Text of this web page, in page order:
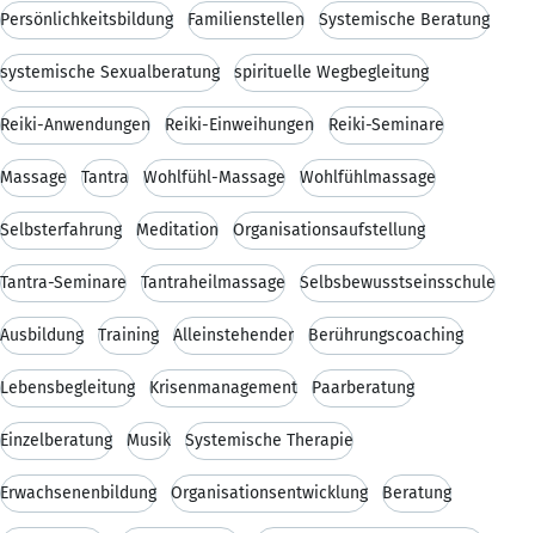
Persönlichkeitsbildung Familienstellen Systemische Beratung
systemische Sexualberatung spirituelle Wegbegleitung
Reiki-Anwendungen Reiki-Einweihungen Reiki-Seminare
Massage Tantra Wohlfühl-Massage Wohlfühlmassage
Selbsterfahrung Meditation Organisationsaufstellung
Tantra-Seminare Tantraheilmassage Selbsbewusstseinsschule
Ausbildung Training Alleinstehender Berührungscoaching
Lebensbegleitung Krisenmanagement Paarberatung
Einzelberatung Musik Systemische Therapie
Erwachsenenbildung Organisationsentwicklung Beratung